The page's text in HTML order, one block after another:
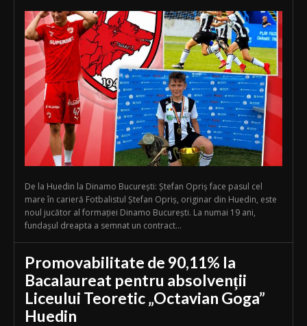
De la Huedin la Dinamo București: Ștefan Opriș face pasul cel
mare în carieră Fotbalistul Ștefan Opriș, originar din Huedin, este
noul jucător al formației Dinamo București. La numai 19 ani,
fundașul dreapta a semnat un contract...
Promovabilitate de 90,11% la
Bacalaureat pentru absolvenții
Liceului Teoretic „Octavian Goga”
Huedin